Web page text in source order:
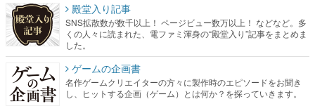
殿堂入り記事
SNS拡散数が数千以上！ ページビュー数万以上！ などなど。多
くの人々に読まれた、電ファミ渾身の“殿堂入り”記事をまとめま
した。
ゲームの企画書
名作ゲームクリエイターの方々に製作時のエピソードをお聞き
し、ヒットする企画（ゲーム）とは何か？を探っていきます。